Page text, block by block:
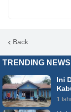
Back
TRENDING NEWS
Ini
1